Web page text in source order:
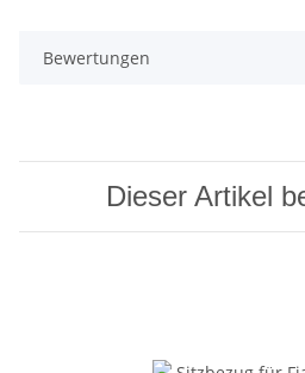
Bewertungen
Dieser Artikel